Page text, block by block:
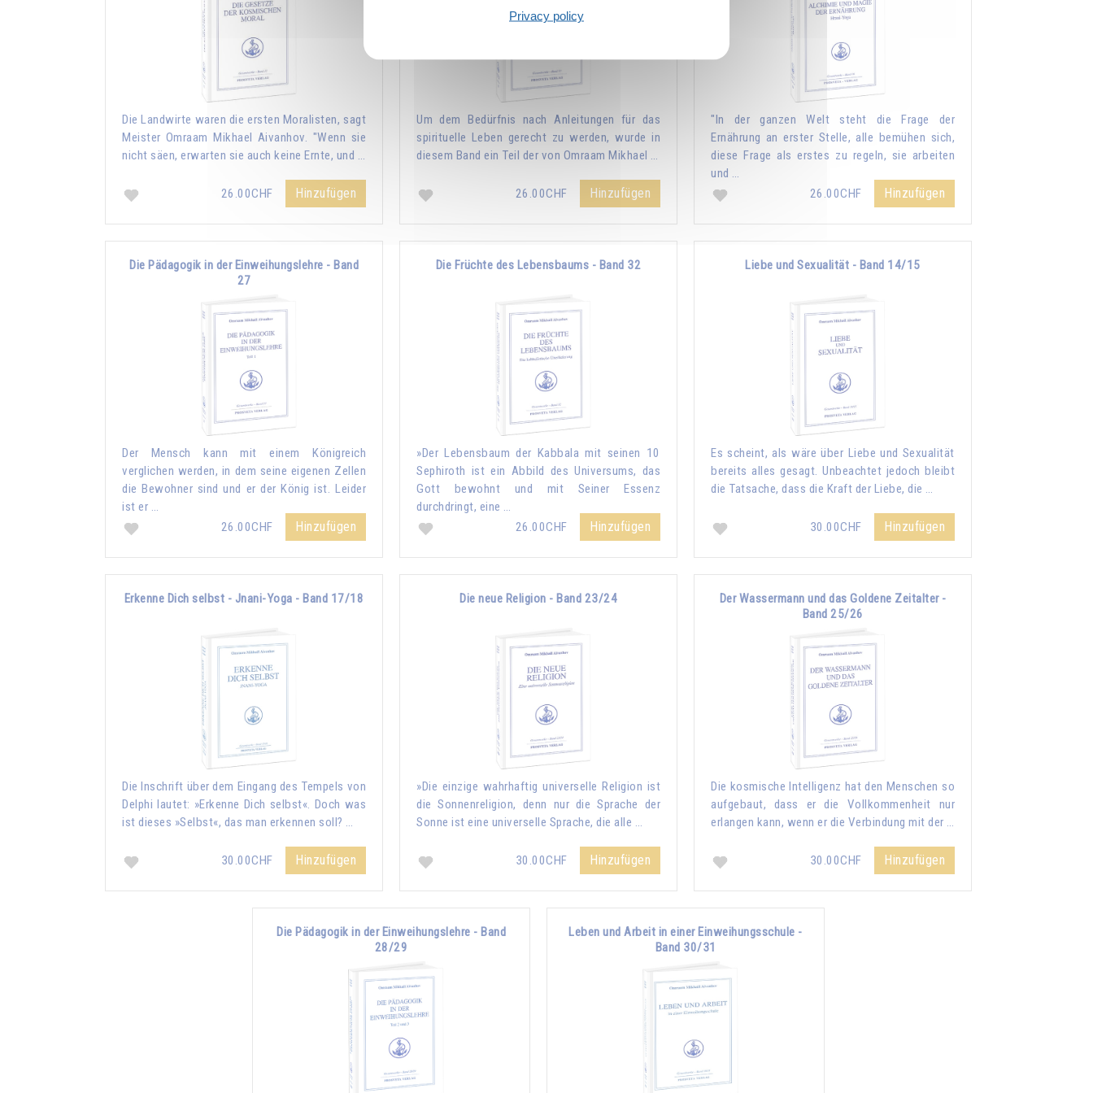
Die Landwirte waren die ersten Moralisten, sagt
Meister Omraam Mikhael Aivanhov. "Wenn sie
nicht säen, erwarten sie auch keine Ernte, und …
26.00CHF Hinzufügen
Um dem Bedürfnis nach Anleitungen für das
spirituelle Leben gerecht zu werden, wurde in
diesem Band ein Teil der von Omraam Mikhael …
26.00CHF Hinzufügen
"In der ganzen Welt steht die Frage der
Ernährung an erster Stelle, alle bemühen sich,
diese Frage als erstes zu regeln, sie arbeiten
und …
26.00CHF
Hinzufügen
Die Pädagogik in der Einweihungslehre - Band
27
Der Mensch kann mit einem Königreich
verglichen werden, in dem seine eigenen Zellen
die Bewohner sind und er der König ist. Leider
ist er …
26.00CHF
Hinzufügen
Die Früchte des Lebensbaums - Band 32
»Der Lebensbaum der Kabbala mit seinen 10
Sephiroth ist ein Abbild des Universums, das
Gott bewohnt und mit Seiner Essenz
durchdringt, eine …
26.00CHF
Hinzufügen
Liebe und Sexualität - Band 14/15
Es scheint, als wäre über Liebe und Sexualität
bereits alles gesagt. Unbeachtet jedoch bleibt
die Tatsache, dass die Kraft der Liebe, die …
30.00CHF Hinzufügen
Erkenne Dich selbst - Jnani-Yoga - Band 17/18
Die Inschrift über dem Eingang des Tempels von
Delphi lautet: »Erkenne Dich selbst«. Doch was
ist dieses »Selbst«, das man erkennen soll? …
30.00CHF Hinzufügen
Die neue Religion - Band 23/24
»Die einzige wahrhaftig universelle Religion ist
die Sonnenreligion, denn nur die Sprache der
Sonne ist eine universelle Sprache, die alle …
30.00CHF Hinzufügen
Der Wassermann und das Goldene Zeitalter -
Band 25/26
Die kosmische Intelligenz hat den Menschen so
aufgebaut, dass er die Vollkommenheit nur
erlangen kann, wenn er die Verbindung mit der …
30.00CHF Hinzufügen
Die Pädagogik in der Einweihungslehre - Band
28/29
Leben und Arbeit in einer Einweihungsschule -
Band 30/31
Privacy policy